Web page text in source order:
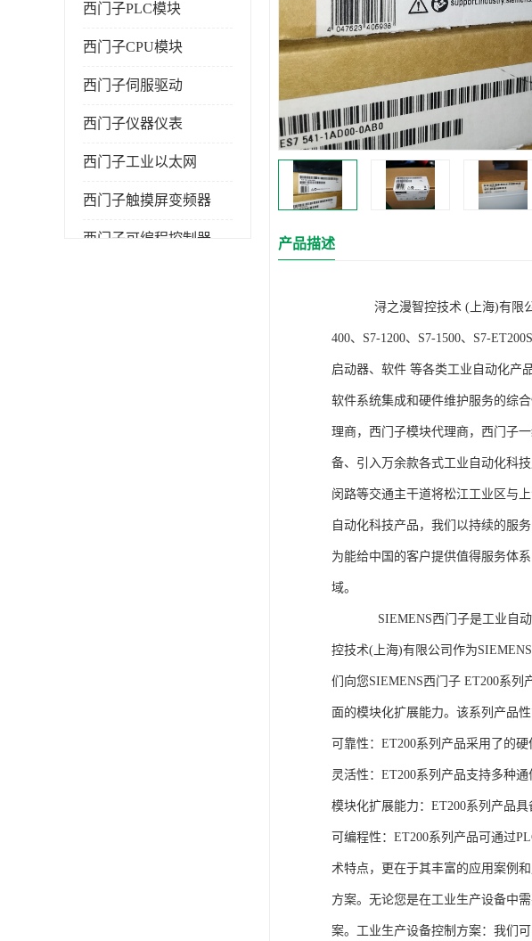
西门子PLC模块
西门子CPU模块
西门子伺服驱动
西门子仪器仪表
西门子工业以太网
西门子触摸屏变频器
西门子可编程控制器 产品描述
浔之漫智控技术 (上海)有限公司
400、S7-1200、S7-1500、S7-
启动器、软件 等各类工业自动化产
软件系统集成和硬件维护服务的综
理商，西门子模块代理商，西门子
备、引入万余款各式工业自动化科
闵路等交通主干道将松江工业区与
自动化科技产品，我们以持续的服
为能给中国的客户提供值得服务体
域。
SIEMENS西门子是工业自动化
控技术(上海)有限公司作为
们向您SIEMENS西门子 ET200系
面的模块化扩展能力。该系列产品
可靠性：ET200系列产品采用了的
灵活性：ET200系列产品支持多种
模块化扩展能力：ET200系列产品
可编程性：ET200系列产品可通过
术特点，更在于其丰富的应用案例
方案。无论您是在工业生产设备中
案。工业生产设备控制方案：我们